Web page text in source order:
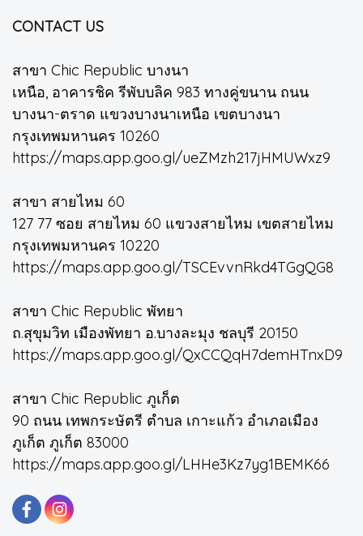
CONTACT US
สาขา Chic Republic บางนา
เหนือ, อาคารชิค รีพับบลิค 983 ทางคู่ขนาน ถนน
บางนา-ตราด แขวงบางนาเหนือ เขตบางนา
กรุงเทพมหานคร 10260
https://maps.app.goo.gl/ueZMzh217jHMUWxz9
สาขา สายไหม 60
127 77 ซอย สายไหม 60 แขวงสายไหม เขตสายไหม
กรุงเทพมหานคร 10220
https://maps.app.goo.gl/TSCEvvnRkd4TGgQG8
สาขา Chic Republic พัทยา
ถ.สุขุมวิท เมืองพัทยา อ.บางละมุง ชลบุรี 20150
https://maps.app.goo.gl/QxCCQqH7demHTnxD9
สาขา Chic Republic ภูเก็ต
90 ถนน เทพกระษัตรี ตำบล เกาะแก้ว อำเภอเมือง
ภูเก็ต ภูเก็ต 83000
https://maps.app.goo.gl/LHHe3Kz7yg1BEMK66